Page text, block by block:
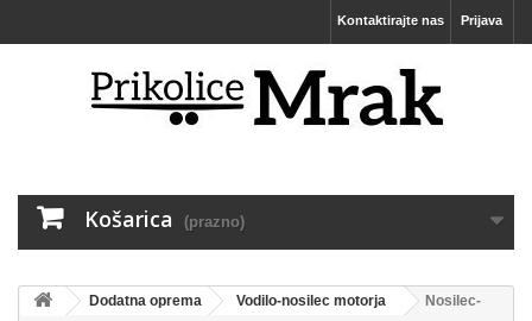
Prijava
Kontaktirajte nas
Košarica (prazno)
Dodatna oprema Vodilo-nosilec motorja
Nosilec-